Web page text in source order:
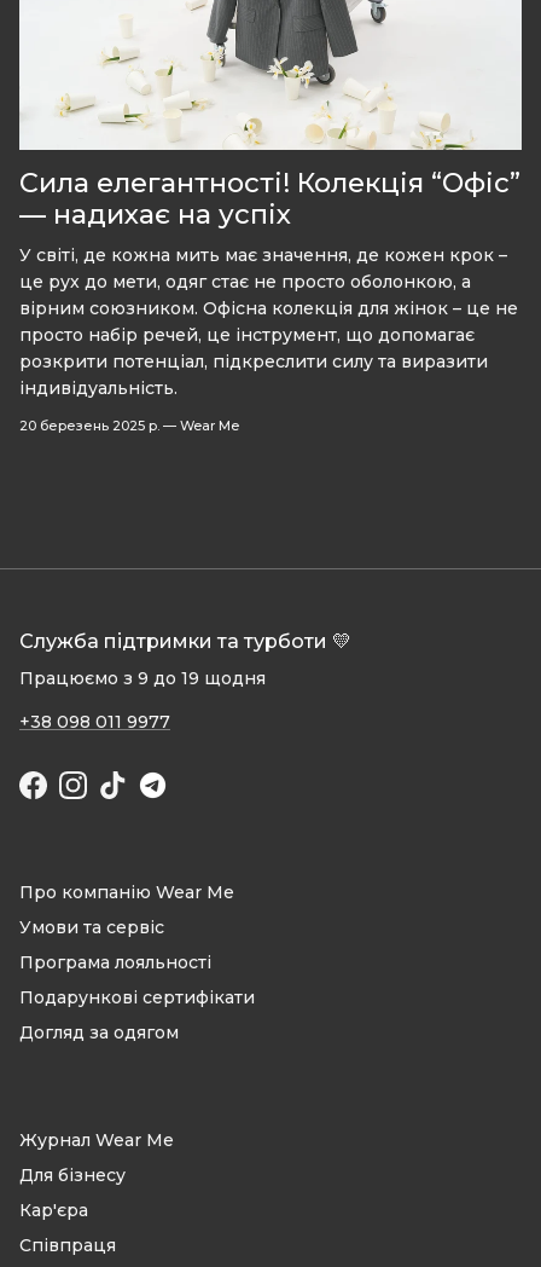
Сила елегантності! Колекція “Офіс”
— надихає на успіх
У світі, де кожна мить має значення, де кожен крок –
це рух до мети, одяг стає не просто оболонкою, а
вірним союзником. Офісна колекція для жінок – це не
просто набір речей, це інструмент, що допомагає
розкрити потенціал, підкреслити силу та виразити
індивідуальність.
20 березень 2025 р. — Wear Me
Служба підтримки та турботи 💛
Працюємо з 9 до 19 щодня
+38 098 011 9977
Facebook
Instagram
TikTok
Про компанію Wear Me
Умови та сервіс
Програма лояльності
Подарункові сертифікати
Догляд за одягом
Журнал Wear Me
Для бізнесу
Кар'єра
Співпраця